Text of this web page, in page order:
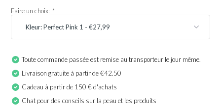
Faire un choix: *
Toute commande passée est remise au transporteur le jour même.
Livraison gratuite à partir de €42.50
Cadeau à partir de 150 € d'achats
Chat pour des conseils sur la peau et les produits